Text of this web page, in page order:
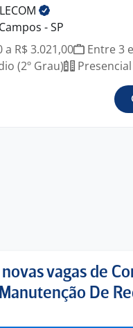
- SP
a R$ 3.021,00
Entre 3
(2º Grau)
Presencial
novas vagas de
Manutenção De